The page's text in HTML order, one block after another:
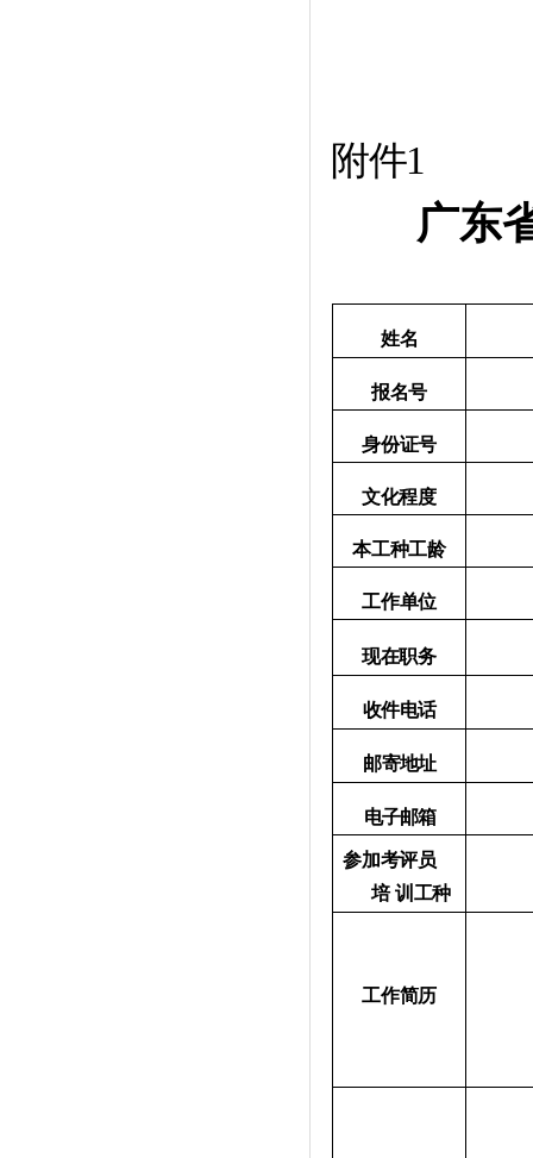
附件1
广东
姓名
报名号
身份证号
文化程度
本工种工龄
工作单位
现在职务
收件电话
邮寄地址
电子邮箱
参加考评员
培 训工种
工作简历